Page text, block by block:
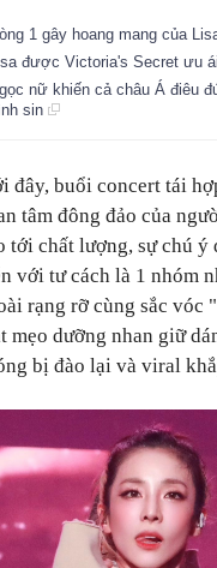
1 gây hoang mang của
được Victoria's Secret ưu
nữ khiến cả châu Á điêu
sin
đây, buổi concert tái
tâm đông đảo của
tới chất lượng, sự chú ý
với tư cách là 1 nhóm
rạng rỡ cùng sắc vóc
mẹo dưỡng nhan giữ
bị đào lại và viral